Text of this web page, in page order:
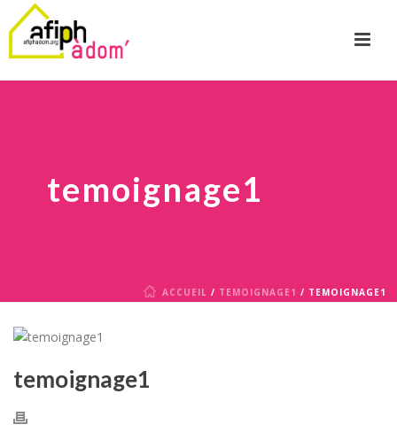
temoignage1
ACCUEIL / TEMOIGNAGE1 / TEMOIGNAGE1
temoignage1